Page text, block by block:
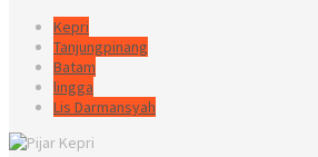
Kepri
Tanjungpinang
Batam
lingga
Lis Darmansyah